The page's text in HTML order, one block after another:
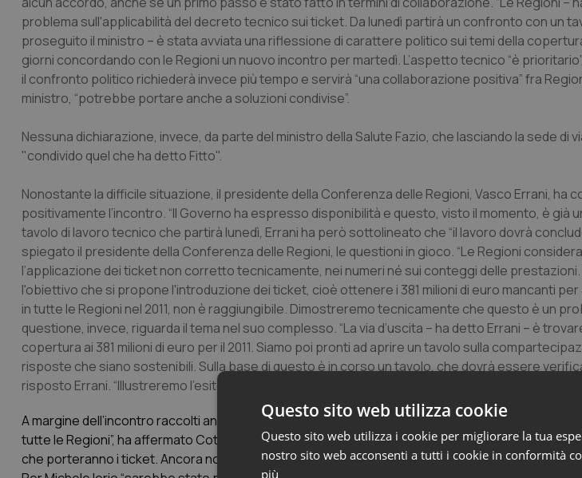
problema sull'applicabilità del decreto tecnico sui ticket. Da lunedì partirà un confronto con un
proseguito il ministro – è stata avviata una riflessione di carattere politico sui temi della
giorni concordando con le Regioni un nuovo incontro per martedì. L’aspetto tecnico “è
il confronto politico richiederà invece più tempo e servirà “una collaborazione positiva” fra
ministro, “potrebbe portare anche a soluzioni condivise”.
Nessuna dichiarazione, invece, da parte del ministro della Salute Fazio, che lasciando la sede di
"condivido quel che ha detto Fitto".
Nonostante la difficile situazione, il presidente della Conferenza delle Regioni, Vasco Errani, ha
positivamente l’incontro. “Il Governo ha espresso disponibilità e questo, visto il momento, è già
tavolo di lavoro tecnico che partirà lunedì, Errani ha però sottolineato che “il lavoro dovrà
spiegato il presidente della Conferenza delle Regioni, le questioni in gioco. “Le Regioni
l’applicazione dei ticket non corretto tecnicamente, nei numeri né sui conteggi delle
l'obiettivo che si propone l'introduzione dei ticket, cioè ottenere i 381 milioni di euro mancanti
in tutte le Regioni nel 2011, non è raggiungibile. Dimostreremo tecnicamente che questo è un
questione, invece, riguarda il tema nel suo complesso. “La via d’uscita – ha detto Errani – è
copertura ai 381 milioni di euro per il 2011. Siamo poi pronti ad aprire un tavolo sulla
risposte che siano sostenibili. Sulla base di questo è in corso un tavolo, che dovrà essere
risposto Errani. “Illustreremo l’esito di questo lavoro, se ci sarà, e l’auspichiamo, quando sarà
A margine dell’incontro raccolti anche i commenti di altri presidenti. “Il decreto ministeriale
tutte le Regioni”, ha affermato Cota, spiegando che “quel decreto stabilisce cifre che non
che porteranno i ticket. Ancora non ci sono ipotesi di soluzione, ma stiamo lavorando”
Questo sito web utilizza cookie
Questo sito web utilizza i cookie per migliorare la tua
nostro sito web acconsenti a tutti i cookie in conformità
più